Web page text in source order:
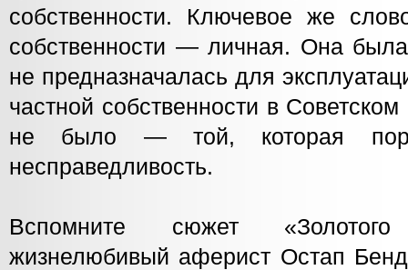
собственности. Ключевое же
собственности — личная. Она
не предназначалась для
частной собственности в
не было — той, которая
несправедливость.
Вспомните сюжет
жизнелюбивый аферист Остап